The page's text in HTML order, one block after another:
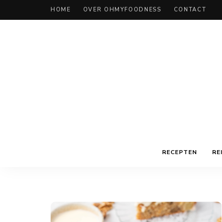
HOME OVER OHMYFOODNESS CONTACT
RECEPTEN